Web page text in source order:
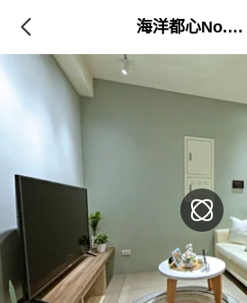
海洋都心No.3 Ocean city